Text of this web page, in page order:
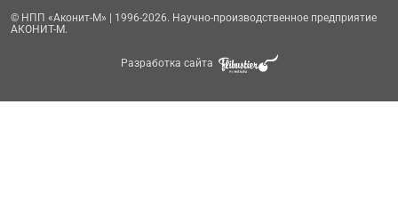
© НПП «Аконит-М» | 1996-2026. Научно-производственное предприятие
АКОНИТ-М.
Разработка сайта